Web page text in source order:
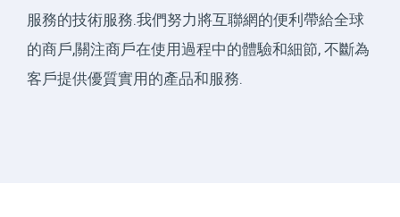
服務的技術服務.我們努力將互聯網的便利帶給全球
的商戶,關注商戶在使用過程中的體驗和細節, 不斷為
客戶提供優質實用的產品和服務.